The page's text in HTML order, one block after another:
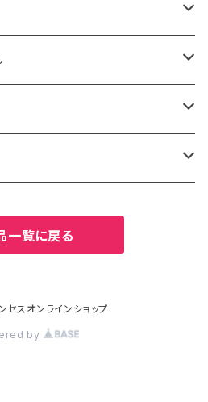
証米
一覧に戻る
スオンラインショップ
by